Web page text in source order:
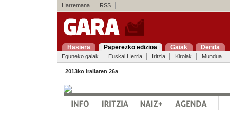
Harremana RSS
Hasiera Paperezko edizioa Gaiak Denda
Eguneko gaiak Euskal Herria Iritzia Kirolak Mundua
2013ko irailaren 26a